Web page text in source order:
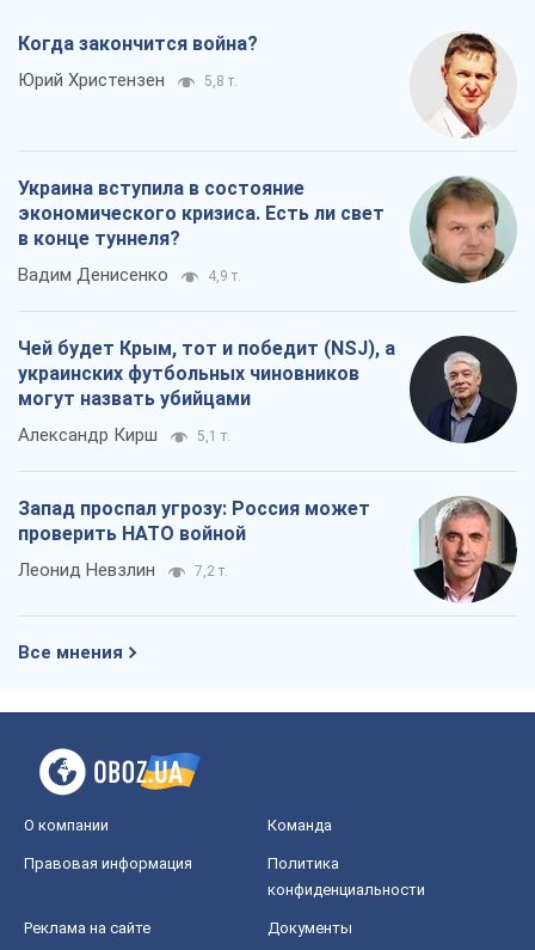
Когда закончится война?
Юрий Христензен 5,8 т.
Украина вступила в состояние
экономического кризиса. Есть ли свет
в конце туннеля?
Вадим Денисенко 4,9 т.
Чей будет Крым, тот и победит (NSJ), а
украинских футбольных чиновников
могут назвать убийцами
Александр Кирш 5,1 т.
Запад проспал угрозу: Россия может
проверить НАТО войной
Леонид Невзлин 7,2 т.
Все мнения
О компании Команда
Правовая информация
Политика
конфиденциальности
Реклама на сайте Документы